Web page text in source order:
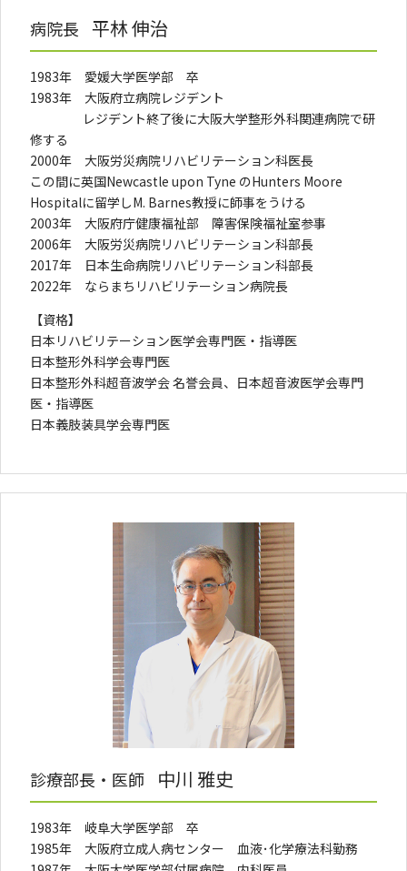
病院長 平林 伸治
1983年 愛媛大学医学部 卒
1983年 大阪府立病院レジデント
レジデント終了後に大阪大学整形外科関連病院で研
修する
2000年 大阪労災病院リハビリテーション科医長
この間に英国Newcastle upon Tyne のHunters Moore
Hospitalに留学しM. Barnes教授に師事をうける
2003年 大阪府庁健康福祉部 障害保険福祉室参事
2006年 大阪労災病院リハビリテーション科部長
2017年 日本生命病院リハビリテーション科部長
2022年 ならまちリハビリテーション病院長
【資格】
日本リハビリテーション医学会専門医・指導医
日本整形外科学会専門医
日本整形外科超音波学会 名誉会員、日本超音波医学会専門
医・指導医
日本義肢装具学会専門医
診療部長・医師 中川 雅史
1983年 岐阜大学医学部 卒
1985年 大阪府立成人病センター 血液･化学療法科勤務